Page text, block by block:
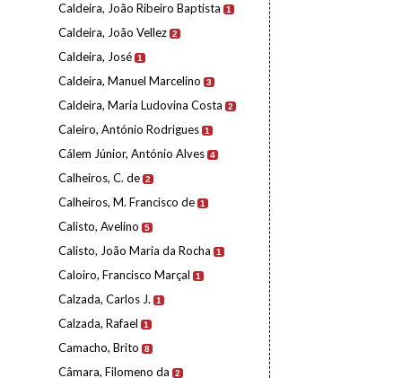
Caldeira, João Ribeiro Baptista 1
Caldeira, João Vellez 2
Caldeira, José 1
Caldeira, Manuel Marcelino 3
Caldeira, Maria Ludovina Costa 2
Caleiro, António Rodrigues 1
Cálem Júnior, António Alves 4
Calheiros, C. de 2
Calheiros, M. Francisco de 1
Calisto, Avelino 5
Calisto, João Maria da Rocha 1
Caloiro, Francisco Marçal 1
Calzada, Carlos J. 1
Calzada, Rafael 1
Camacho, Brito 8
Câmara, Filomeno da 2